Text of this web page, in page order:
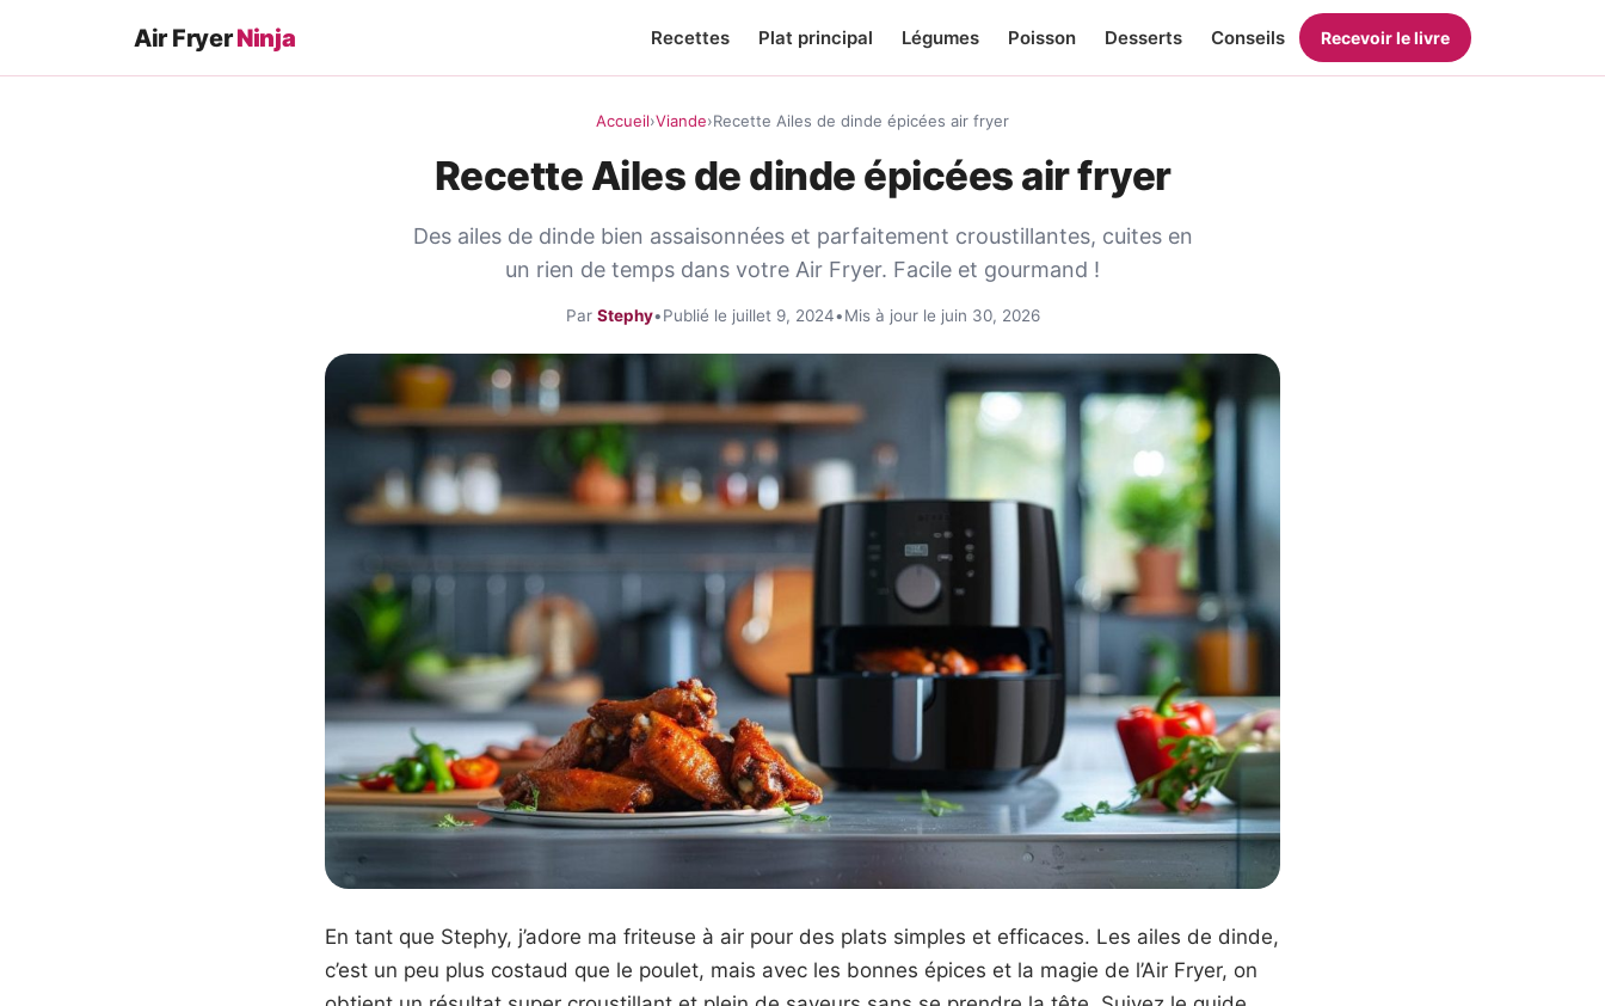
Air FryerNinja Recettes Plat principal Légumes Poisson Desserts Conseils Recevoir le livre
Accueil›Viande›Recette Ailes de dinde épicées air fryer
Recette Ailes de dinde épicées air fryer
Des ailes de dinde bien assaisonnées et parfaitement croustillantes, cuites en
un rien de temps dans votre Air Fryer. Facile et gourmand !
Par Stephy•Publié le juillet 9, 2024•Mis à jour le juin 30, 2026
En tant que Stephy, j’adore ma friteuse à air pour des plats simples et efficaces. Les ailes de dinde,
c’est un peu plus costaud que le poulet, mais avec les bonnes épices et la magie de l’Air Fryer, on